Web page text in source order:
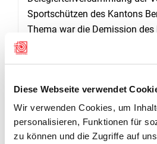
Diese Webseite verwendet
Wir verwenden Cookies, um
personalisieren, Funktionen für
zu können und die Zugriffe auf
Sportschützen des Kantons
Thema war die Demission
Vorstandsmitglieder Werner
Flückiger wurden zu
zahlreiche Mitglieder erhielten
als neue Ehrenveteranen. Der